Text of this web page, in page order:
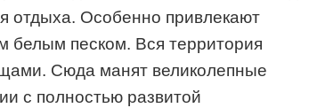
отдыха. Особенно привлекают
белым песком. Вся территория
Сюда манят великолепные
с полностью развитой